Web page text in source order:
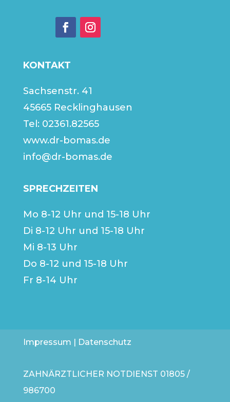
KONTAKT
Sachsenstr. 41
45665 Recklinghausen
Tel: 02361.82565
www.dr-bomas.de
info@dr-bomas.de
SPRECHZEITEN
Mo 8-12 Uhr und 15-18 Uhr
Di 8-12 Uhr und 15-18 Uhr
Mi 8-13 Uhr
Do 8-12 und 15-18 Uhr
Fr 8-14 Uhr
Impressum | Datenschutz
ZAHNÄRZTLICHER NOTDIENST 01805 /
986700